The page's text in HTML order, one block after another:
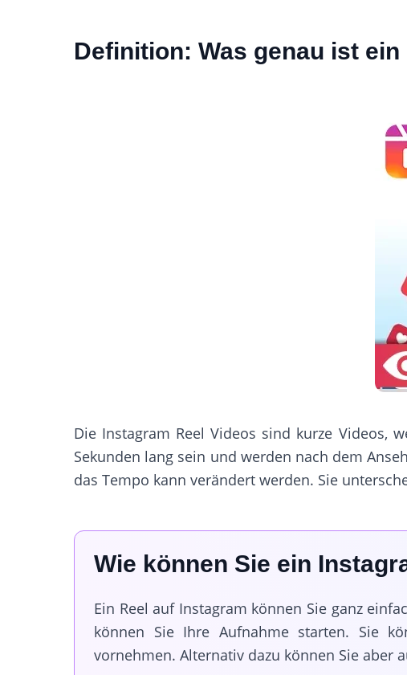
Definition: Was genau ist
Die Instagram Reel Videos sind kurze Videos,
Sekunden lang sein und werden nach dem
das Tempo kann verändert werden. Sie
Wie können Sie ein
Ein Reel auf Instagram können Sie ganz
können Sie Ihre Aufnahme starten. Sie
vornehmen. Alternativ dazu können Sie aber